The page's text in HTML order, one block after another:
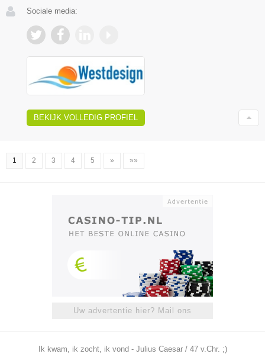
Sociale media:
BEKIJK VOLLEDIG PROFIEL
1 2 3 4 5 » »»
Uw advertentie hier? Mail ons
Ik kwam, ik zocht, ik vond - Julius Caesar / 47 v.Chr. ;)